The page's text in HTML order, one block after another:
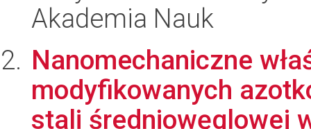
Akademia Nauk
Nanomechaniczne
modyfikowanych
stali średniowęglowej